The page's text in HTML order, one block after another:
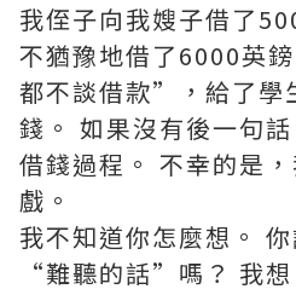
我侄子向我嫂子借了
不猶豫地借了6000英
都不談借款”，給了學
錢。 如果沒有後一句
借錢過程。 不幸的是
戲。
我不知道你怎麼想。
“難聽的話”嗎？ 我